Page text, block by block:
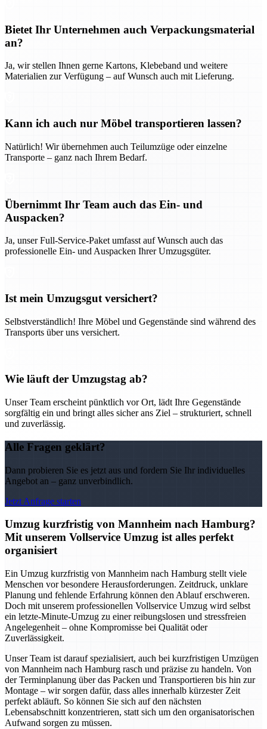
Bietet Ihr Unternehmen auch Verpackungsmaterial
an?
Ja, wir stellen Ihnen gerne Kartons, Klebeband und weitere
Materialien zur Verfügung – auf Wunsch auch mit Lieferung.
Kann ich auch nur Möbel transportieren lassen?
Natürlich! Wir übernehmen auch Teilumzüge oder einzelne
Transporte – ganz nach Ihrem Bedarf.
Übernimmt Ihr Team auch das Ein- und
Auspacken?
Ja, unser Full-Service-Paket umfasst auf Wunsch auch das
professionelle Ein- und Auspacken Ihrer Umzugsgüter.
Ist mein Umzugsgut versichert?
Selbstverständlich! Ihre Möbel und Gegenstände sind während des
Transports über uns versichert.
Wie läuft der Umzugstag ab?
Unser Team erscheint pünktlich vor Ort, lädt Ihre Gegenstände
sorgfältig ein und bringt alles sicher ans Ziel – strukturiert, schnell
und zuverlässig.
Alle Fragen geklärt?
Dann probieren Sie es jetzt aus und fordern Sie Ihr individuelles
Angebot an – ganz unverbindlich.
Jetzt Anfrage starten
Umzug kurzfristig von Mannheim nach Hamburg?
Mit unserem Vollservice Umzug ist alles perfekt
organisiert
Ein Umzug kurzfristig von Mannheim nach Hamburg stellt viele
Menschen vor besondere Herausforderungen. Zeitdruck, unklare
Planung und fehlende Erfahrung können den Ablauf erschweren.
Doch mit unserem professionellen Vollservice Umzug wird selbst
ein letzte-Minute-Umzug zu einer reibungslosen und stressfreien
Angelegenheit – ohne Kompromisse bei Qualität oder
Zuverlässigkeit.
Unser Team ist darauf spezialisiert, auch bei kurzfristigen Umzügen
von Mannheim nach Hamburg rasch und präzise zu handeln. Von
der Terminplanung über das Packen und Transportieren bis hin zur
Montage – wir sorgen dafür, dass alles innerhalb kürzester Zeit
perfekt abläuft. So können Sie sich auf den nächsten
Lebensabschnitt konzentrieren, statt sich um den organisatorischen
Aufwand sorgen zu müssen.